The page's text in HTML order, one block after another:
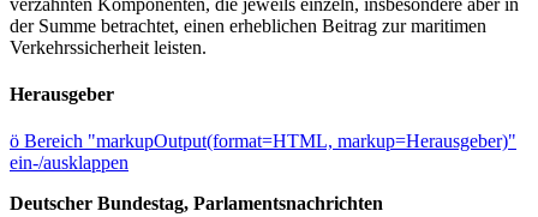
der Summe betrachtet, einen erheblichen Beitrag zur maritimen
Verkehrssicherheit leisten.
Herausgeber
ö Bereich "markupOutput(format=HTML, markup=Herausgeber)"
ein-/ausklappen
Deutscher Bundestag, Parlamentsnachrichten